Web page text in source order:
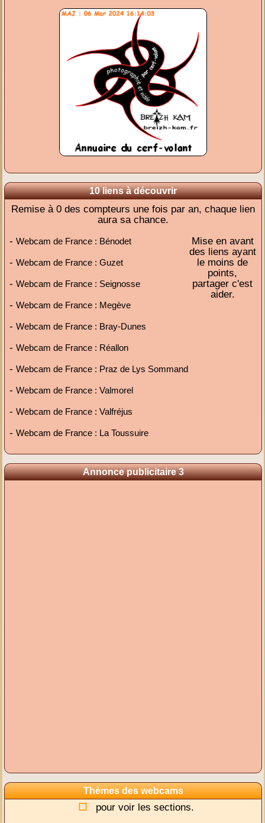
10 liens à découvrir
Remise à 0 des compteurs une fois par an, chaque lien
aura sa chance.
-Webcam de France : Bénodet
-Webcam de France : Guzet
-Webcam de France : Seignosse
-Webcam de France : Megève
-Webcam de France : Bray-Dunes
-Webcam de France : Réallon
-Webcam de France : Praz de Lys Sommand
-Webcam de France : Valmorel
-Webcam de France : Valfréjus
-Webcam de France : La Toussuire
Mise en avant
des liens ayant
le moins de
points,
partager c'est
aider.
Annonce publicitaire 3
Thèmes des webcams
pour voir les sections.